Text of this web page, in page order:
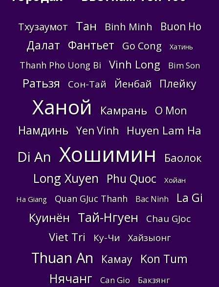
Тхузаумот Тан Binh Minh Buon Ho
Далат Фантьет Go Cong Хатинь
Thanh Pho Uong Bi Vinh Long Bim Son
Ратьзя Сон-Тай Йенбай Плейку
Ханой Камрань O Mon
Намдинь Yen Vinh Huyen Lam Ha
Di An Хошимин Баолок
Long Xuyen Phu Quoc
Хойан
Ha Giang
Quan GJuc Thanh Bac Ninh La Gi
Куинён Тай-Нгуен Chau GJoc
Viet Tri Ку-Чи Хайзыонг
Thuan An Камау Kon Tum
Нячанг Can Gio Бакзянг